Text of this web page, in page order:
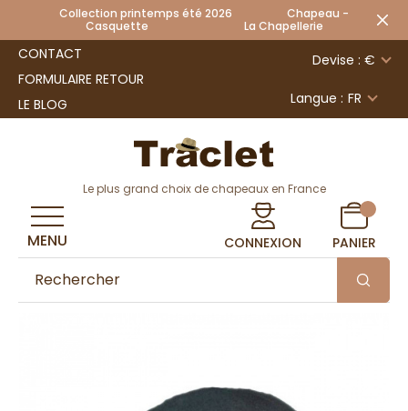
Collection printemps été 2026 Chapeau -
Casquette La Chapellerie
CONTACT
FORMULAIRE RETOUR
LE BLOG
Devise : €
Langue : FR
Le plus grand choix de chapeaux en France
CONNEXION PANIER
MENU